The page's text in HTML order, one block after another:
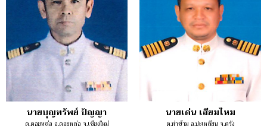
นายบุญทรัพย์ ปัญญา
ต.ดอยหล่อ อ.ดอยหล่อ จ.เชียงใหม่
นายเด่น เสียมไหม
ต.ท่าข้าม อ.ปะเหลียน จ.ตรัง